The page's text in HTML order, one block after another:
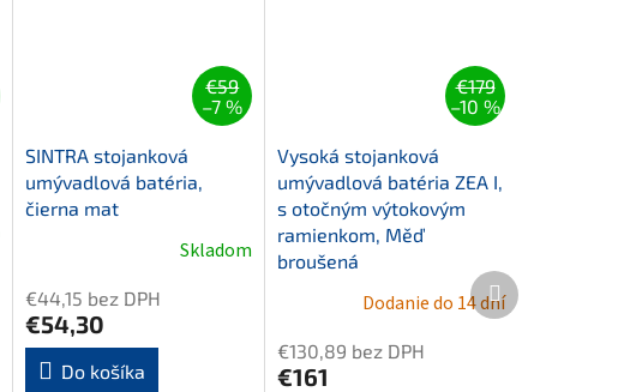
€59
–7 %
SINTRA stojanková
umývadlová batéria,
čierna mat
Skladom
€44,15 bez DPH
€54,30
Do košíka
€179
–10 %
Vysoká stojanková
umývadlová batéria ZEA I,
s otočným výtokovým
ramienkom, Měď
broušená
Dodanie do 14 dní
€130,89 bez DPH
€161
Ďalší
produkt